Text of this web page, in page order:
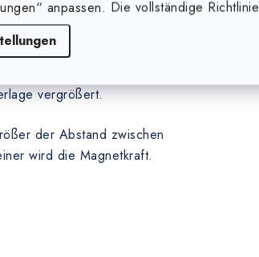
anpassen. Die vollständige Richtlinie
(magnetischem) Stahl,
eine Gummi-
anderen Material, die den
vergrößert.
der Abstand zwischen
wird die Magnetkraft.